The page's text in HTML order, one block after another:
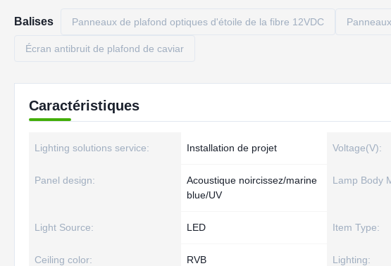
Balises Panneaux de plafond optiques d'étoile de la fibre 12VDC
Écran antibruit de plafond de caviar
Caractéristiques
Lighting solutions service: Installation de projet Voltage(V):
Panel design:
Acoustique noircissez/marine
blue/UV
Lamp Body
Light Source: LED Item Type:
Ceiling color: RVB Lighting: